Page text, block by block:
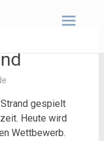
Strand gespielt
Heute wird
Wettbewerb.